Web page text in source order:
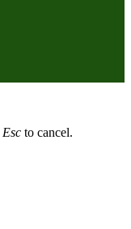
Esc to cancel.